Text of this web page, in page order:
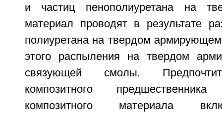
и частиц пенополиуретана на
материал проводят в результате
полиуретана на твердом
этого распыления на твердом
связующей смолы.
композитного
композитного материала